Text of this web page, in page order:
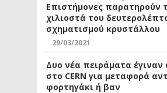
Επιστήμονες παρατηρούν
χιλιοστά του
σχηματισμού κρυστάλλου
29/03/2021
Δυο νέα πειράματα
στο CERN για μεταφορά
φορτηγάκι ή βαν